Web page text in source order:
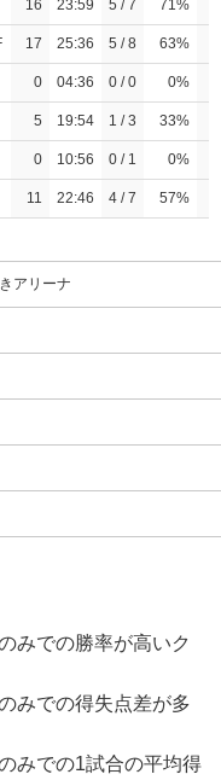
16 23:59 5 / 7 71%
17 25:36 5 / 8 63%
0 04:36 0 / 0 0%
5 19:54 1 / 3 33%
0 10:56 0 / 1 0%
11 22:46 4 / 7 57%
アリーナ
みでの勝率が高いク
みでの得失点差が多
みでの1試合の平均得